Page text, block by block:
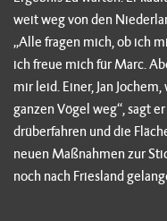
weit weg von den
„Alle fragen mich, ob ich
ich freue mich für Marc.
mir leid. Einer, Jan
ganzen Vögel weg“, sagt
drüberfahren und die
neuen Maßnahmen zur
noch nach Friesland